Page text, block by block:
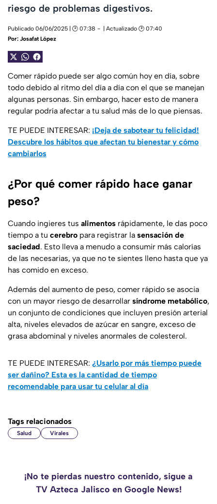
riesgo de problemas digestivos.
Publicado 06/06/2025 | 🕑 07:38
| Actualizado 🕑 07:40
Por: Josafat López
Comer rápido puede ser algo común hoy en día, sobre
todo debido al ritmo del día a día con el que se manejan
algunas personas. Sin embargo, hacer esto de manera
regular podría afectar a tu salud más de lo que piensas.
TE PUEDE INTERESAR: ¡Deja de sabotear tu felicidad!
Descubre los hábitos que afectan tu bienestar y cómo
cambiarlos
¿Por qué comer rápido hace ganar
peso?
Cuando ingieres tus alimentos rápidamente, le das poco
tiempo a tu cerebro para registrar la sensación de
saciedad. Esto lleva a menudo a consumir más calorías
de las necesarias, ya que no te sientes lleno hasta que ya
has comido en exceso.
Además del aumento de peso, comer rápido se asocia
con un mayor riesgo de desarrollar síndrome metabólico,
un conjunto de condiciones que incluyen presión arterial
alta, niveles elevados de azúcar en sangre, exceso de
grasa abdominal y niveles anormales de colesterol.
TE PUEDE INTERESAR: ¿Usarlo por más tiempo puede
ser dañino? Esta es la cantidad de tiempo
recomendable para usar tu celular al día
Tags relacionados
Salud Virales
¡No te pierdas nuestro contenido, sigue a
TV Azteca Jalisco en Google News!